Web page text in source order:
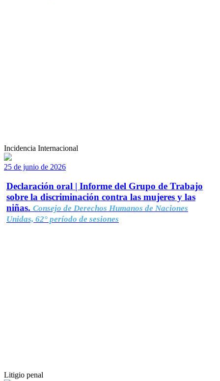
Incidencia Internacional
25 de junio de 2026
Declaración oral | Informe del Grupo de Trabajo
sobre la discriminación contra las mujeres y las
niñas. Consejo de Derechos Humanos de Naciones
Unidas, 62° período de sesiones
Litigio penal